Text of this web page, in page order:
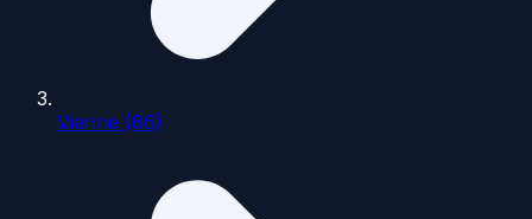
Vienne (86)